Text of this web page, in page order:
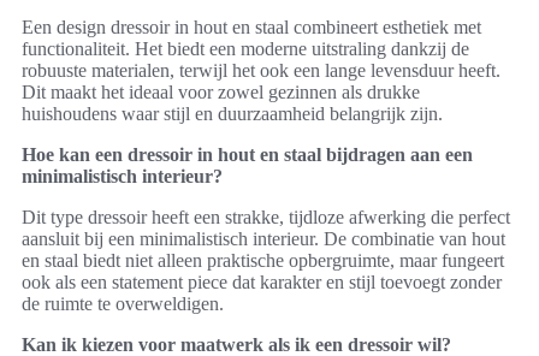
Een design dressoir in hout en staal combineert esthetiek met
functionaliteit. Het biedt een moderne uitstraling dankzij de
robuuste materialen, terwijl het ook een lange levensduur heeft.
Dit maakt het ideaal voor zowel gezinnen als drukke
huishoudens waar stijl en duurzaamheid belangrijk zijn.
Hoe kan een dressoir in hout en staal bijdragen aan een
minimalistisch interieur?
Dit type dressoir heeft een strakke, tijdloze afwerking die perfect
aansluit bij een minimalistisch interieur. De combinatie van hout
en staal biedt niet alleen praktische opbergruimte, maar fungeert
ook als een statement piece dat karakter en stijl toevoegt zonder
de ruimte te overweldigen.
Kan ik kiezen voor maatwerk als ik een dressoir wil?